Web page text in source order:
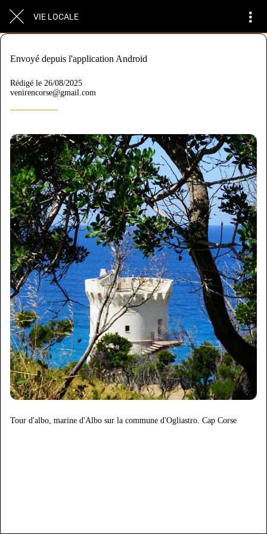
VIE LOCALE
Envoyé depuis l'application Android
Rédigé le 26/08/2025
venirencorse@gmail.com
Tour d'albo, marine d'Albo sur la commune d'Ogliastro. Cap Corse